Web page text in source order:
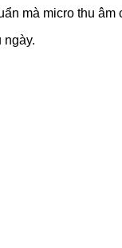
mà micro thu